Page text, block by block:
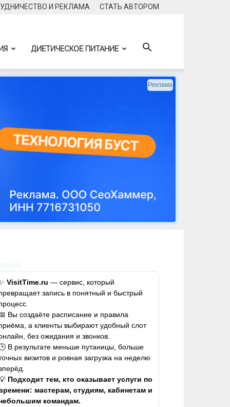
И РЕКЛАМА CТАТЬ АВТОРОМ
ДИЕТИЧЕСКОЕ ПИТАНИЕ
Реклама
VisitTime.ru — сервис, который
запись в понятный и быстрый
Вы создаёте расписание и правила
а клиенты выбирают удобный слот
без ожидания и звонков.
В результате меньше путаницы, больше
визитов и ровная загрузка на неделю
Подходит тем, кто оказывает услуги по
мастерам, студиям, кабинетам и
командам.